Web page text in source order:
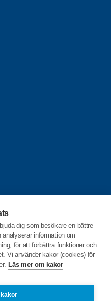
dig som besökare en bättre
information om
för att förbättra funktioner och
Vi använder kakor (cookies) för
Läs mer om kakor